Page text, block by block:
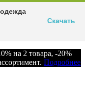
на 2 товара, -20%
Подробнее
одежда
Скачать